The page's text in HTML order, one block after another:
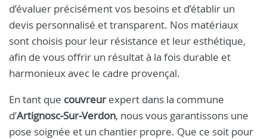
d’évaluer précisément vos besoins et d’établir un
devis personnalisé et transparent. Nos matériaux
sont choisis pour leur résistance et leur esthétique,
afin de vous offrir un résultat à la fois durable et
harmonieux avec le cadre provençal.
En tant que couvreurexpert dans la commune
d’Artignosc‑Sur‑Verdon, nous vous garantissons une
pose soignée et un chantier propre. Que ce soit pour